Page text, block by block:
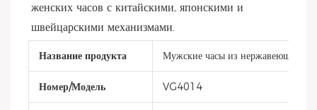
женских часов с китайскими, японскими и
швейцарскими механизмами.
Название продукта Мужские часы из нержавеющей
Номер/Модель VG4014